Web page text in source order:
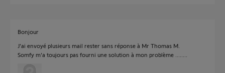
Bonjour
J'ai envoyé plusieurs mail rester sans réponse à Mr Thomas M.
Somfy m'a toujours pas fourni une solution à mon problème ........